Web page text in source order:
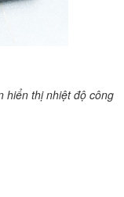
hiển thị nhiệt độ công